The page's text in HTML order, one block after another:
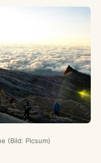
(Bild: Picsum)